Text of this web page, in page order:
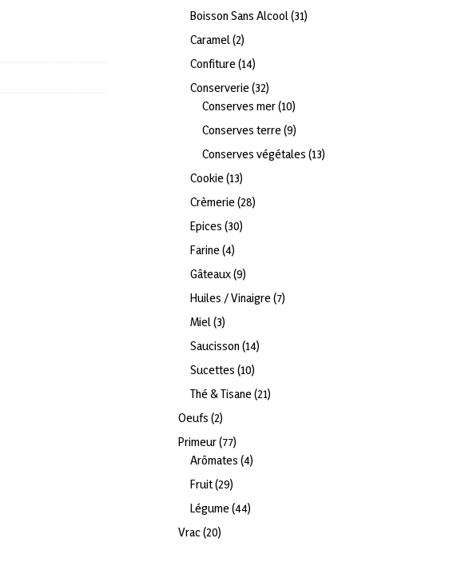
produits
Boisson Sans Alcool 3131
Caramel 22
produits
Confiture 1414
produits
Conserverie 3232
produits
Conserves mer 1010
produits
Conserves terre 99
produits
Conserves végétales 1313
Cookie 1313
produits
Crèmerie 2828
Epices 3030
Farine 44
produits
Gâteaux 99
produits
Huiles / Vinaigre 77
Miel 33
produits
Saucisson 1414
Sucettes 1010
produits
Thé & Tisane 2121
Oeufs 22
produits
Primeur 7777
produits
Arômates 44
Fruit 2929
produits
Légume 4444
Vrac 2020